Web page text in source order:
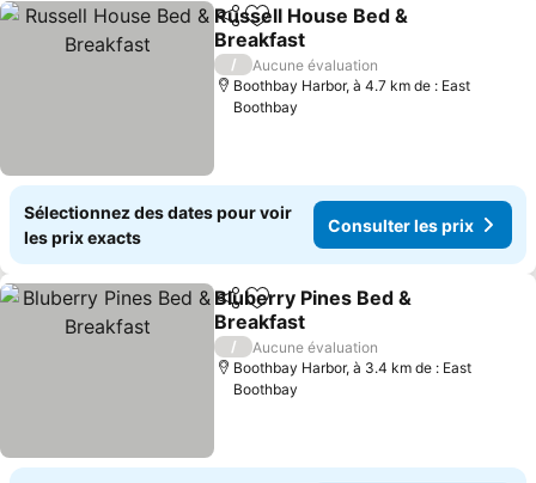
PartagerAjouter à mes favoris
Russell House Bed &
Breakfast
/
Aucune évaluation
Boothbay Harbor, à 4.7 km de : East
Boothbay
Sélectionnez des dates pour voir
les prix exacts
Consulter les prix
PartagerAjouter à mes favoris
Bluberry Pines Bed &
Breakfast
/
Aucune évaluation
Boothbay Harbor, à 3.4 km de : East
Boothbay